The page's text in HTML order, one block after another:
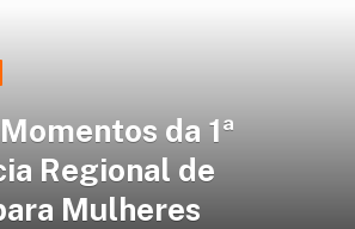
da 1ª
Regional de
Mulheres